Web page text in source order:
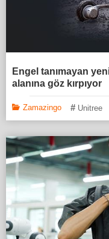
Engel tanımayan
alanına göz kırpıyor
Zamazingo # Unitree